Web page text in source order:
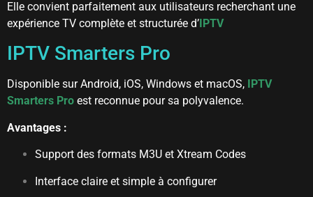
Elle convient parfaitement aux utilisateurs recherchant une
expérience TV complète et structurée d’IPTV
IPTV Smarters Pro
Disponible sur Android, iOS, Windows et macOS,
IPTV
Smarters Pro est reconnue pour sa polyvalence.
Avantages :
Support des formats M3U et Xtream Codes
Interface claire et simple à configurer